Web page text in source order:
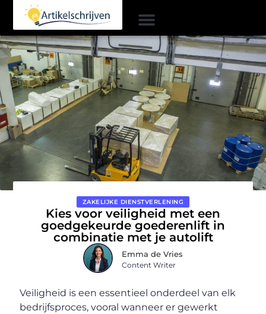
ZAKELIJKE DIENSTVERLENING
Kies voor veiligheid met een
goedgekeurde goederenlift in
combinatie met je autolift
Emma de Vries
Content Writer
Veiligheid is een essentieel onderdeel van elk
bedrijfsproces, vooral wanneer er gewerkt